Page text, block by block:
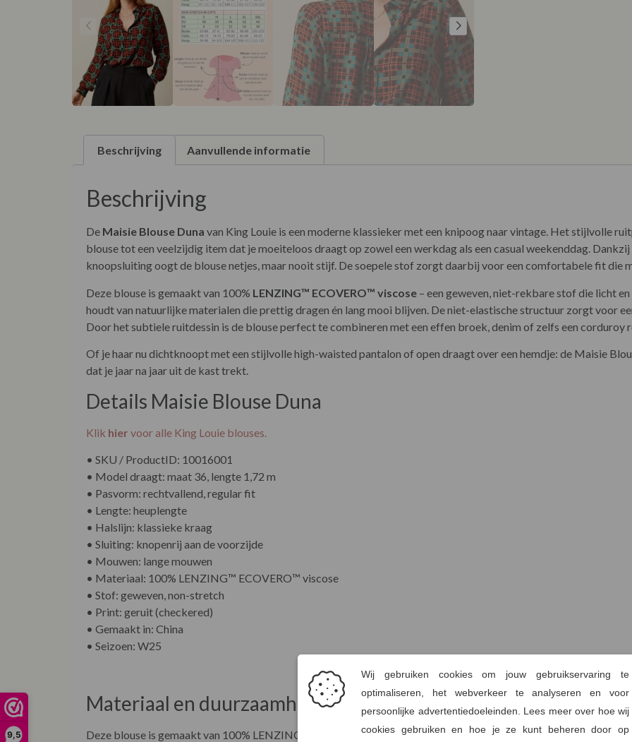
9,5
Beschrijving Aanvullende informatie
Beschrijving
De Maisie Blouse Duna van King Louie is een moderne klassieker met een knipoog naar vintage. Het stijlvolle
blouse tot een veelzijdig item dat je moeiteloos draagt op zowel een werkdag als een casual weekenddag.
knoopsluiting oogt de blouse netjes, maar nooit stijf. De soepele stof zorgt daarbij voor een comfortabele fit die
Deze blouse is gemaakt van 100% LENZING™ ECOVERO™ viscose – een geweven, niet-rekbare stof die licht
houdt van natuurlijke materialen die prettig dragen én lang mooi blijven. De niet-elastische structuur zorgt voor
Door het subtiele ruitdessin is de blouse perfect te combineren met een effen broek, denim of zelfs een corduroy
Of je haar nu dichtknoopt met een stijlvolle high-waisted pantalon of open draagt over een hemdje: de Maisie
dat je jaar na jaar uit de kast trekt.
Details Maisie Blouse Duna
Klik hier voor alle King Louie blouses.
• SKU / ProductID: 10016001
• Model draagt: maat 36, lengte 1,72 m
• Pasvorm: rechtvallend, regular fit
• Lengte: heuplengte
• Halslijn: klassieke kraag
• Sluiting: knopenrij aan de voorzijde
• Mouwen: lange mouwen
• Materiaal: 100% LENZING™ ECOVERO™ viscose
• Stof: geweven, non-stretch
• Print: geruit (checkered)
• Gemaakt in: China
• Seizoen: W25
Materiaal en duurzaamheid
Deze blouse is gemaakt van 100% LENZING™ ECOVERO™ viscose – een milieubewuster alternatief voor